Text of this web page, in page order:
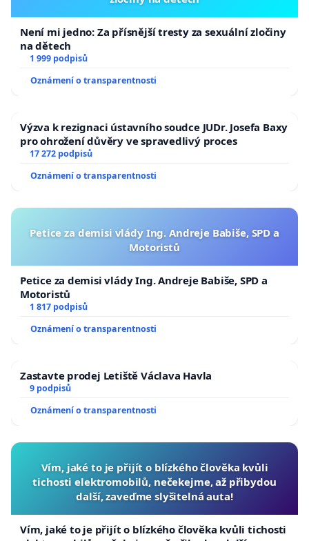
Není mi jedno: Za přísnější tresty za sexuální zločiny
na dětech
1 999 podpisů
Oznámení o transparentnosti
Výzva k rezignaci ústavního soudce JUDr. Josefa Baxy
pro ohrožení důvěry ve spravedlivý proces
17 272 podpisů
Oznámení o transparentnosti
Petice za demisi vlády Ing. Andreje Babiše, SPD a
Motoristů
Petice za demisi vlády Ing. Andreje Babiše, SPD a
Motoristů
1 817 podpisů
Oznámení o transparentnosti
Zastavte prodej Letiště Václava Havla
9 podpisů
Oznámení o transparentnosti
Vím, jaké to je přijít o blízkého člověka kvůli
tichosti elektromobilů, nečekejme, až přibydou
další, zaveďme slyšitelná auta!
Vím, jaké to je přijít o blízkého člověka kvůli tichosti